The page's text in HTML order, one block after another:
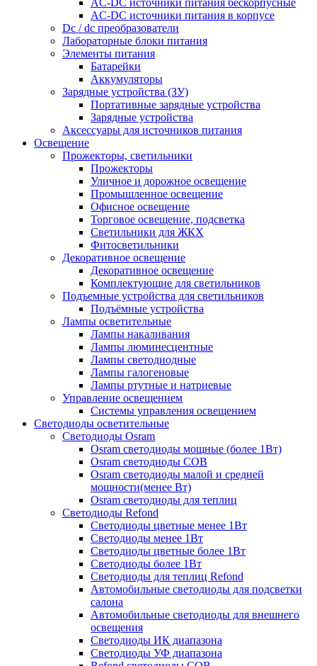
AC-DC источники питания в корпусе
Dc / dc преобразователи
Лабораторные блоки питания
Элементы питания
Батарейки
Аккумуляторы
Зарядные устройства (ЗУ)
Портативные зарядные устройства
Зарядные устройства
Аксессуары для источников питания
Освещение
Прожекторы, светильники
Прожекторы
Уличное и дорожное освещение
Промышленное освещение
Офисное освещение
Торговое освещение, подсветка
Светильники для ЖКХ
Фитосветильники
Декоративное освещение
Декоративное освещение
Комплектующие для светильников
Подъемные устройства для светильников
Подъёмные устройства
Лампы осветительные
Лампы накаливания
Лампы люминесцентные
Лампы светодиодные
Лампы галогеновые
Лампы ртутные и натриевые
Управление освещением
Системы управления освещением
Светодиоды осветительные
Светодиоды Osram
Osram светодиоды мощные (более 1Вт)
Osram светодиоды COB
Osram светодиоды малой и средней
мощности(менее Вт)
Osram светодиоды для теплиц
Светодиоды Refond
Светодиоды цветные менее 1Вт
Светодиоды менее 1Вт
Светодиоды цветные более 1Вт
Светодиоды более 1Вт
Светодиоды для теплиц Refond
Автомобильные светодиоды для подсветки
салона
Автомобильные светодиоды для внешнего
освещения
Светодиоды ИК диапазона
Светодиоды УФ диапазона